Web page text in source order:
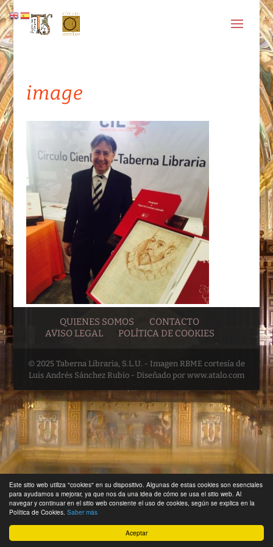
Aceptar
Este sitio web utiliza "cookies" en su dispositivo. Algunas de estas cookies son esenciales
para ayudarnos a mejorar, ya que nos da una idea de cómo se usa el sitio web. Al
navegar y continuar en el sitio web consiente el uso de cookies, según se explica en la
Política de Cookies. Saber más
image
QUIENES SOMOS
CONTACTO
AVISO LEGAL
POLÍTICA DE COOKIES
© 2025 Taberna Libraria, S.L.U. - Imagen RBME cortesía de
Luis Andrés Sánchez Rubio - Diseñado por www.atalo.com